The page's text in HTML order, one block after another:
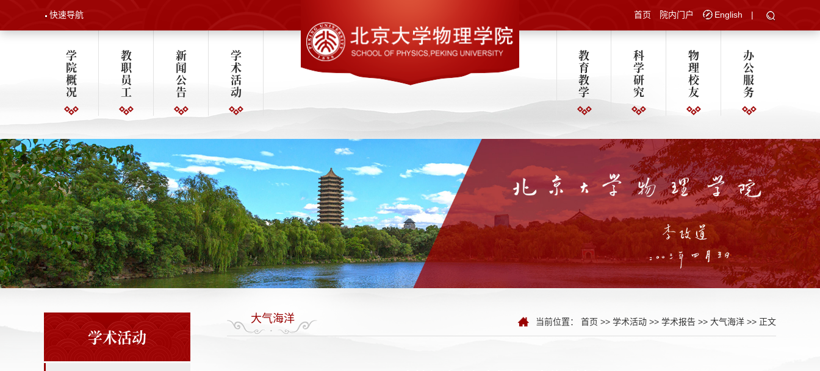
快速导航 首页 院内门户 English |
学
院
概
况
教
职
员
工
新
闻
公
告
学
术
活
动
教
育
教
学
科
学
研
究
物
理
校
友
办
公
服
务
学术活动
大气海洋 当前位置： 首页 >> 学术活动 >> 学术报告 >> 大气海洋 >> 正文